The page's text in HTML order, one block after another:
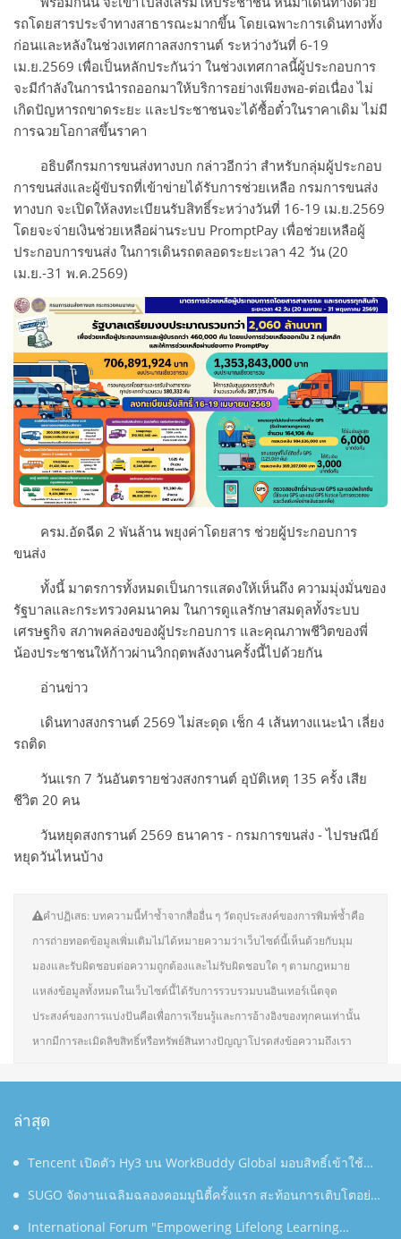
รถโดยสารประจำทางสาธารณะมากขึ้น โดยเฉพาะการเดินทางทั้ง
ก่อนและหลังในช่วงเทศกาลสงกรานต์ ระหว่างวันที่ 6-19
เม.ย.2569 เพื่อเป็นหลักประกันว่า ในช่วงเทศกาลนี้ผู้ประกอบการ
จะมีกำลังในการนำรถออกมาให้บริการอย่างเพียงพอ-ต่อเนื่อง ไม่
เกิดปัญหารถขาดระยะ และประชาชนจะได้ซื้อตั๋วในราคาเดิม ไม่มี
การฉวยโอกาสขึ้นราคา
อธิบดีกรมการขนส่งทางบก กล่าวอีกว่า สำหรับกลุ่มผู้ประกอบ
การขนส่งและผู้ขับรถที่เข้าข่ายได้รับการช่วยเหลือ กรมการขนส่ง
ทางบก จะเปิดให้ลงทะเบียนรับสิทธิ์ระหว่างวันที่ 16-19 เม.ย.2569
โดยจะจ่ายเงินช่วยเหลือผ่านระบบ PromptPay เพื่อช่วยเหลือผู้
ประกอบการขนส่ง ในการเดินรถตลอดระยะเวลา 42 วัน (20
เม.ย.-31 พ.ค.2569)
ครม.อัดฉีด 2 พันล้าน พยุงค่าโดยสาร ช่วยผู้ประกอบการ
ขนส่ง
ทั้งนี้ มาตรการทั้งหมดเป็นการแสดงให้เห็นถึง ความมุ่งมั่นของ
รัฐบาลและกระทรวงคมนาคม ในการดูแลรักษาสมดุลทั้งระบบ
เศรษฐกิจ สภาพคล่องของผู้ประกอบการ และคุณภาพชีวิตของพี่
น้องประชาชนให้ก้าวผ่านวิกฤตพลังงานครั้งนี้ไปด้วยกัน
อ่านข่าว
เดินทางสงกรานต์ 2569 ไม่สะดุด เช็ก 4 เส้นทางแนะนำ เลี่ยง
รถติด
วันแรก 7 วันอันตรายช่วงสงกรานต์ อุบัติเหตุ 135 ครั้ง เสีย
ชีวิต 20 คน
วันหยุดสงกรานต์ 2569 ธนาคาร - กรมการขนส่ง - ไปรษณีย์
หยุดวันไหนบ้าง
คำปฏิเสธ: บทความนี้ทำซ้ำจากสื่ออื่น ๆ วัตถุประสงค์ของการพิมพ์ซ้ำคือ
การถ่ายทอดข้อมูลเพิ่มเติมไม่ได้หมายความว่าเว็บไซต์นี้เห็นด้วยกับมุม
มองและรับผิดชอบต่อความถูกต้องและไม่รับผิดชอบใด ๆ ตามกฎหมาย
แหล่งข้อมูลทั้งหมดในเว็บไซต์นี้ได้รับการรวบรวมบนอินเทอร์เน็ตจุด
ประสงค์ของการแบ่งปันคือเพื่อการเรียนรู้และการอ้างอิงของทุกคนเท่านั้น
หากมีการละเมิดลิขสิทธิ์หรือทรัพย์สินทางปัญญาโปรดส่งข้อความถึงเรา
ล่าสุด
Tencent เปิดตัว Hy3 บน WorkBuddy Global มอบสิทธิ์เข้าใช้
งาน AI Agentic Workspace ฟรีตลอดเดือนสิงหาคม
SUGO จัดงานเฉลิมฉลองคอมมูนิตี้ครั้งแรก สะท้อนการเติบโตอย่าง
ต่อเนื่องในประเทศไทย
International Forum "Empowering Lifelong Learning